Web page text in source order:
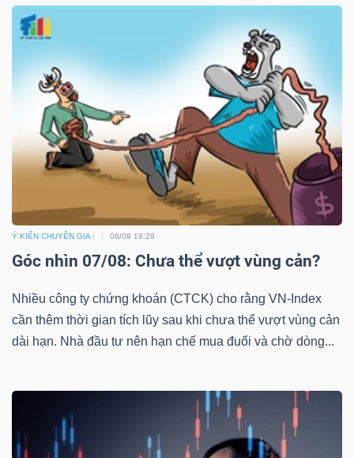
Ý KIẾN CHUYÊN GIA 06/08 19:29
Góc nhìn 07/08: Chưa thể vượt vùng cản?
Nhiều công ty chứng khoán (CTCK) cho rằng VN-Index
cần thêm thời gian tích lũy sau khi chưa thể vượt vùng cản
dài hạn. Nhà đầu tư nên hạn chế mua đuổi và chờ dòng...